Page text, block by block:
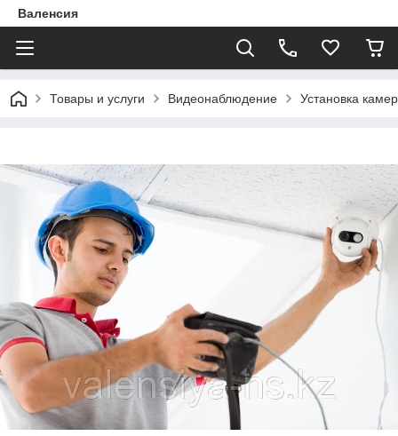
Валенсия
Товары и услуги Видеонаблюдение Установка